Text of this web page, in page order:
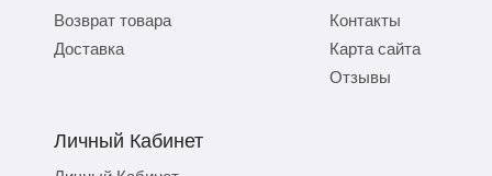
Возврат товара
Доставка
Контакты
Карта сайта
Отзывы
Личный Кабинет